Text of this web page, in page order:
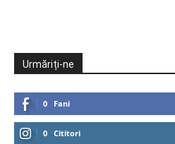
Urmăriți-ne
0 Fani
0 Cititori